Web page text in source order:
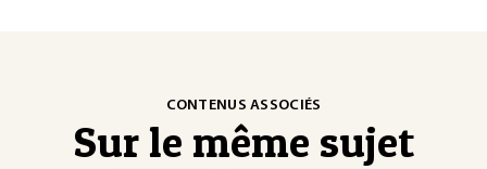
CONTENUS ASSOCIÉS
Sur le même sujet